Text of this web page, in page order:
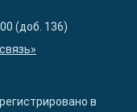
(доб. 136)
в